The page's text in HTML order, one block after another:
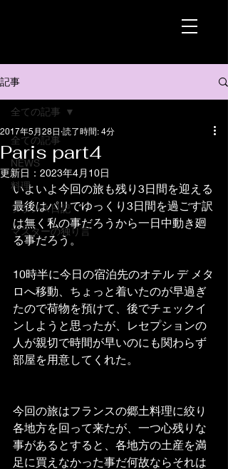
記事
全ての記事
NEWS
料理
フランス日記
マスターの独り言
全ての記事
Paris part4
2017年5月28日 読了時間: 4分
更新日： 2023年4月10日
いよいよ今回の旅も残り3日間を迎える
最後はパリでゆっくり3日間を過ごす訳
は無く私の事だろうから一日中動き廻
る事だろう。
10時半に今日の宿泊先のオテル デ メタ
ロへ移動、ちょっと着いたのが早過ぎ
たので荷物を預けて、後でチェックイ
ンしようと思ったが、レセプションの
人が親切で時間が早いのにも関わらず
部屋を用意してくれた。
今回の旅はフランスの郷土料理に絞り
各地方を回って来たが、一つ心残りな
事があるとすると、各地方の土産を満
足に買えなかった事だ何故ならそれは